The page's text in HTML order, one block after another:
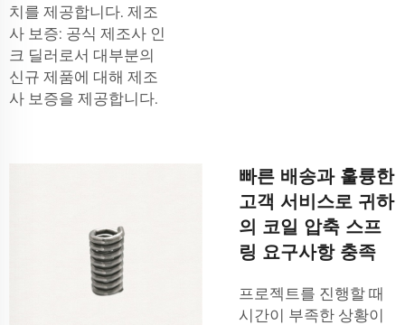
치를 제공합니다. 제조
사 보증: 공식 제조사 인
크 딜러로서 대부분의
신규 제품에 대해 제조
사 보증을 제공합니다.
빠른 배송과 훌륭한
고객 서비스로 귀하
의 코일 압축 스프
링 요구사항 충족
프로젝트를 진행할 때
시간이 부족한 상황이